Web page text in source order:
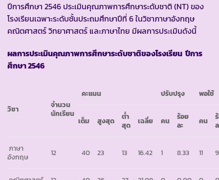
ปีการศึกษา 2546 ประเมินคุณภาพการศึกษาระดับชาติ (NT) ของ
โรงเรียนเฉพาะระดับชั้นประถมศึกษาปีที่ 6 ในวิชาภาษาอังกฤษ
คณิตศาสตร์ วิทยาศาสตร์ และภาษาไทย มีผลการประเมินดังนี้
ผลการประเมินคุณภาพการศึกษาระดับชาติของโรงเรียน ปีการ
ศึกษา 2546
วิชา
จำนวน
นักเรียน
คะแนน ปรับปรุง พอใช้
เต็ม สูงสุด
ต่ำ
สุด
เฉลี่ย คน
ร้อย
ละ
คน
ภาษา
อังกฤษ
12 40 23 13 16.42 1 8.33 11